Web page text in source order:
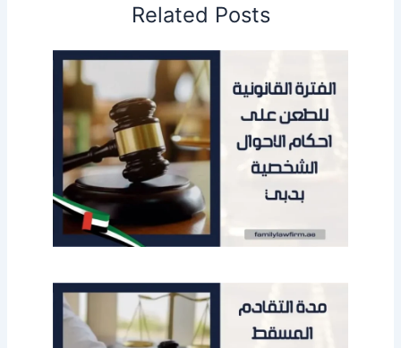
Related Posts